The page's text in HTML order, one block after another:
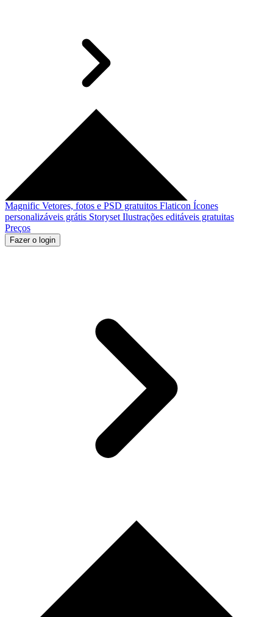
Magnific Vetores, fotos e PSD gratuitos Flaticon Ícones
personalizáveis grátis Storyset Ilustrações editáveis gratuitas
Preços
Fazer o login